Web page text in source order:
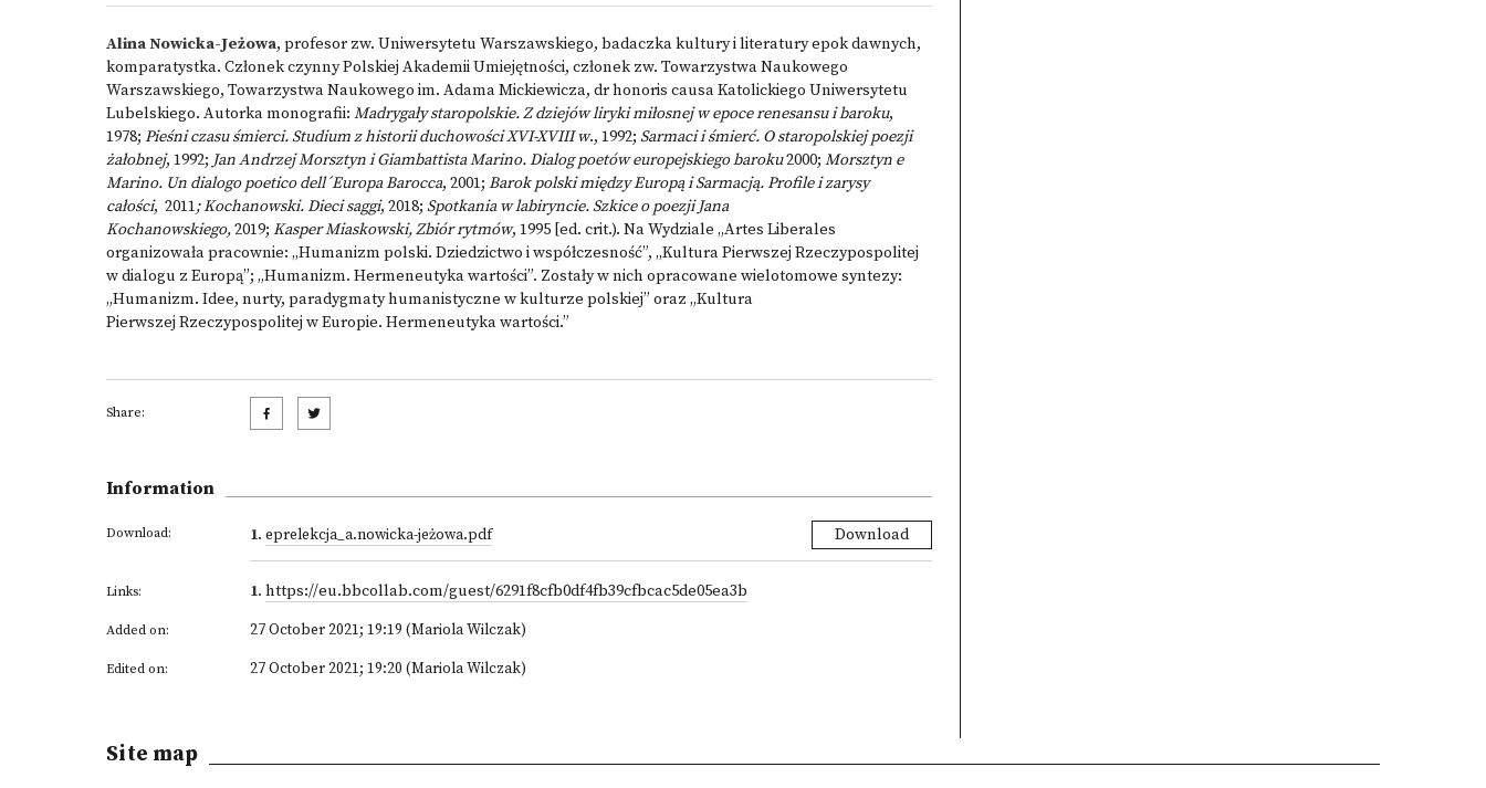
Alina Nowicka-Jeżowa, profesor zw. Uniwersytetu Warszawskiego, badaczka kultury i literatury epok dawnych,
komparatystka. Członek czynny Polskiej Akademii Umiejętności, członek zw. Towarzystwa Naukowego
Warszawskiego, Towarzystwa Naukowego im. Adama Mickiewicza, dr honoris causa Katolickiego Uniwersytetu
Lubelskiego. Autorka monografii: Madrygały staropolskie. Z dziejów liryki miłosnej w epoce renesansu i baroku,
1978; Pieśni czasu śmierci. Studium z historii duchowości XVI-XVIII w., 1992; Sarmaci i śmierć. O staropolskiej poezji
żałobnej, 1992; Jan Andrzej Morsztyn i Giambattista Marino. Dialog poetów europejskiego baroku2000; Morsztyn e
Marino. Un dialogo poetico dell´Europa Barocca, 2001; Barok polski między Europą i Sarmacją. Profile i zarysy
całości, 2011; Kochanowski. Dieci saggi, 2018; Spotkania w labiryncie. Szkice o poezji Jana
Kochanowskiego,2019; Kasper Miaskowski, Zbiór rytmów, 1995 [ed. crit.). Na Wydziale „Artes Liberales
organizowała pracownie: „Humanizm polski. Dziedzictwo i współczesność”, „Kultura Pierwszej Rzeczypospolitej
w dialogu z Europą”; „Humanizm. Hermeneutyka wartości”. Zostały w nich opracowane wielotomowe syntezy:
„Humanizm. Idee, nurty, paradygmaty humanistyczne w kulturze polskiej” oraz „Kultura
Pierwszej Rzeczypospolitej w Europie. Hermeneutyka wartości.”
Share:
Information
Download: 1. eprelekcja_a.nowicka-jeżowa.pdf Download
Links: 1. https://eu.bbcollab.com/guest/6291f8cfb0df4fb39cfbcac5de05ea3b
Added on: 27 October 2021; 19:19 (Mariola Wilczak)
Edited on: 27 October 2021; 19:20 (Mariola Wilczak)
Site map